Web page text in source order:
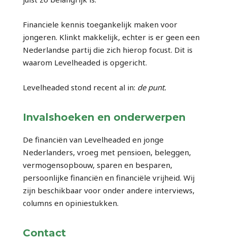
Financiele kennis toegankelijk maken voor
jongeren. Klinkt makkelijk, echter is er geen een
Nederlandse partij die zich hierop focust. Dit is
waarom Levelheaded is opgericht.
Levelheaded stond recent al in: de punt.
Invalshoeken en onderwerpen
De financiën van Levelheaded en jonge
Nederlanders, vroeg met pensioen, beleggen,
vermogensopbouw, sparen en besparen,
persoonlijke financiën en financiële vrijheid. Wij
zijn beschikbaar voor onder andere interviews,
columns en opiniestukken.
Contact